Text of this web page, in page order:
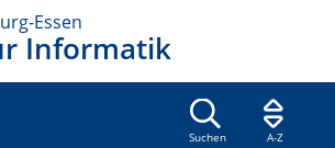
Essen
Informatik
Suchen A-Z